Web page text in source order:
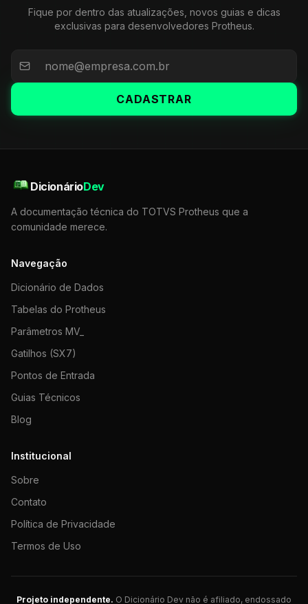
Fique por dentro das atualizações, novos guias e dicas
exclusivas para desenvolvedores Protheus.
CADASTRAR
DicionárioDev
A documentação técnica do TOTVS Protheus que a
comunidade merece.
Navegação
Dicionário de Dados
Tabelas do Protheus
Parâmetros MV_
Gatilhos (SX7)
Pontos de Entrada
Guias Técnicos
Blog
Institucional
Sobre
Contato
Política de Privacidade
Termos de Uso
Projeto independente. O Dicionário Dev não é afiliado, endossado